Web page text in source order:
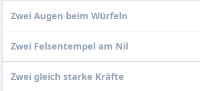
Zwei Augen beim Würfeln
Zwei Felsentempel am Nil
Zwei gleich starke Kräfte